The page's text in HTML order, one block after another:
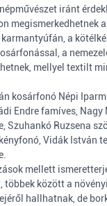
iránt
megismerkedhetnek
a
a
mellyel textilt
kosárfonó Népi
Endre famíves,
Szuhankó Ruzsena
Vidák István
mellett
között a
hallhatnak, de